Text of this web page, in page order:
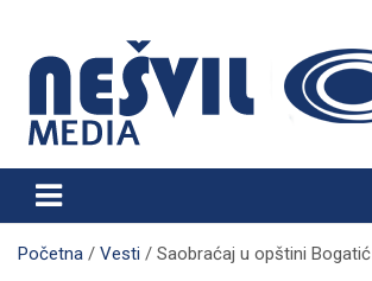
content
Nešvil Media Bogatić
Početna Vesti Saobraćaj u opštini Bogatić